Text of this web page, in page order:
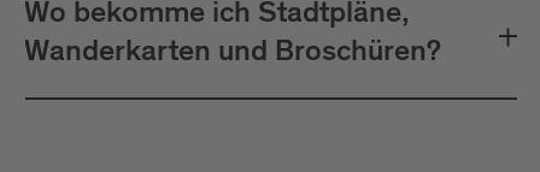
Wo bekomme ich Stadtpläne,
Wanderkarten und Broschüren?